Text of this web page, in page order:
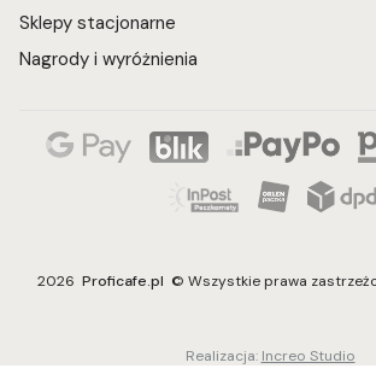
Sklepy stacjonarne
Nagrody i wyróżnienia
2026 Proficafe.pl © Wszystkie prawa
Realizacja: Increo Studio